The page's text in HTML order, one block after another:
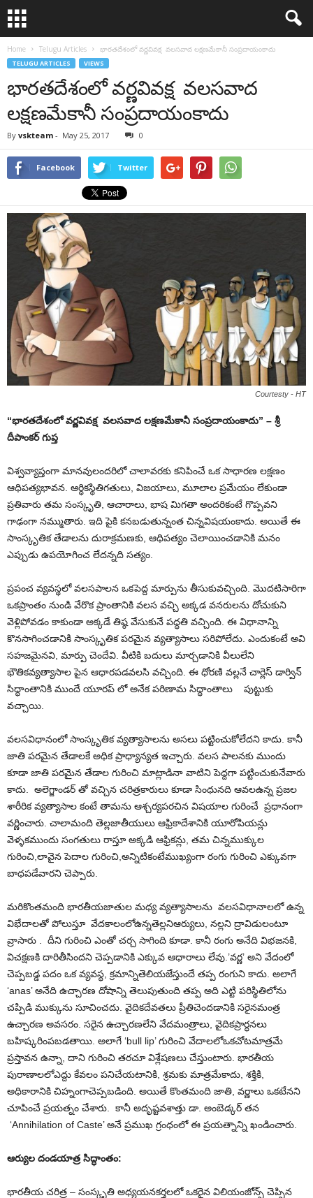
Home Telugu Articles భారతదేశంలో వర్ణవివక్ష వలసవాద లక్షణమేకానీ సంప్రదాయంకాదు
TELUGU ARTICLES VIEWS
భారతదేశంలో వర్ణవివక్ష వలసవాద
లక్షణమేకానీ సంప్రదాయంకాదు
By vskteam - May 25, 2017 0
Facebook Twitter
Courtesty - HT
“భారతదేశంలో వర్ణవివక్ష వలసవాద లక్షణమేకానీ సంప్రదాయంకాదు” – శ్రీ
దీపాంకర్ గుప్త
విశ్వవ్యాప్తంగా మానవులందరిలో చాలావరకు కనిపించే ఒక సాధారణ లక్షణం
ఆధిపత్యభావన. ఆర్ధికస్థితిగతులు, విజయాలు, మూలాల ప్రమేయం లేకుండా
ప్రతివారు తమ సంస్కృతి, ఆచారాలు, భాష మిగతా అందరికంటే గొప్పవని
గాఢంగా నమ్ముతారు. ఇదిపైకి కనబడుతున్నంత చిన్నవిషయంకాదు. అయితే ఈ
సాంస్కృతిక తేడాలను దురాక్రమణకు, ఆధిపత్యం చెలాయించడానికి మనం
ఎప్పుడు ఉపయోగించ లేదన్నది సత్యం.
ప్రపంచ వ్యవస్థలో వలసపాలన ఒకపెద్ద మార్పును తీసుకువచ్చింది. మొదటిసారిగా
ఒకప్రాంతం నుండి వేరొక ప్రాంతానికి వలస వచ్చి అక్కడ వనరులను దోచుకుని
వెళ్లిపోవడం కాకుండా అక్కడే తిష్ఠ వేసుకునే పద్ధతి వచ్చింది . ఈ విధానాన్ని
కొనసాగించడానికి సాంస్కృతిక పరమైన వ్యత్యాసాలు సరిపోలేదు. ఎందుకంటే అవి
సహజమైనవి, మార్పు చెందేవి. వీటికి బదులు మార్చడానికి వీలులేని
భౌతికవ్యత్యాసాల పైన ఆధారపడవలసి వచ్చింది. ఈ ధోరణి వల్లనే చార్లెస్ డార్విన్
సిద్ధాంతానికి ముందే యూరప్ లో అనేక పరిణామ సిద్ధాంతాలు పుట్టుకు
వచ్చాయి.
వలసవిధానంలో సాంస్కృతిక వ్యత్యాసాలను అసలు పట్టించుకోలేదని కాదు. కానీ
జాతి పరమైన తేడాలకే అధిక ప్రాధ్యాన్యత ఇచ్చారు. వలస పాలనకు ముందు
కూడా జాతి పరమైన తేడాల గురించి మాట్లాడినా వాటిని పెద్దగా పట్టించుకునేవారు
కాదు.
అలెగ్జాండర్ తోవచ్చిన చరిత్రకారులు కూడా సింధునది ఆవలఉన్న ప్రజల
శారీరికవ్యత్యాసాల కంటే తామను ఆశ్చర్యపరచిన విషయాల గురించే ప్రధానంగా
వర్ణించారు. చాలామంది తెల్లజాతీయులు ఆఫ్రికాదేశానికి యూరోపియన్లు
వెళ్ళకముందు సంగతులు రాస్తూ అక్కడి ఆఫ్రికన్లు, తమ చిన్నముక్కుల
గురించి,లావైన పెదాల గురించి,అన్నిటికంటేముఖ్యంగా రంగు గురించి ఎక్కువగా
బాధపడేవారని చెప్పారు.
మరికొంతమంది భారతీయజాతుల మధ్య వ్యత్యాసాలను వలసవిధానాలలో ఉన్న
విభేదాలతో పోలుస్తూ వేదకాలంలోఉన్నతెల్లనిఆర్యులు, నల్లని ద్రావిడులంటూ
వ్రాసారు .
దీని గురించి ఎంతో చర్చ సాగింది కూడా . కానీ రంగు అనేది విభజనకి,
విచక్షణకి దారితీసిందని చెప్పడానికి ఎక్కువ ఆధారాలు లేవు.’వర్ణ’ అని వేదంలో
చెప్పబడ్డ పదం ఒకవ్యవస్థ, క్రమాన్నితెలియజేస్తుందే తప్ప రంగుని కాదు. అలాగే
‘anas’ అనేది ఉచ్చారణ దోషాన్ని తెలుపుతుంది తప్ప అది ఎట్టి పరిస్థితిలోను
చప్పిడి ముక్కును సూచించదు . వైదికదేవతలు ప్రీతిచెందడానికి సరైనమంత్ర
ఉచ్చారణ అవసరం. సరైన ఉచ్చారణలేని వేదమంత్రాలు, వైదికప్రార్ధనలు
బహిష్కరింపబడతాయి. అలాగే ‘bull lip’గురించి వేదాలలోఒకచోటమాత్రమే
ప్రస్తావన ఉన్నా, దాని గురించి తరచూ విశ్లేషణలు చేస్తుంటారు . భారతీయ
పురాణాలలోఎద్దు కేవలం పనిచేయటానికి, శ్రమకు మాత్రమేకాదు, శక్తికి,
అధికారానికి చిహ్నంగాచెప్పబడింది. అయితే కొంతమంది జాతి, వర్ణాలు ఒకటేనని
చూపించే ప్రయత్నం చేశారు.
కానీ అదృష్టవశాత్తు డా. అంబెడ్కర్ తన
‘Annihilation of Caste’ అనే ప్రముఖ గ్రంధంలో ఈ ప్రయత్నాన్ని ఖండించారు.
ఆర్యుల దండయాత్ర సిద్ధాంతం:
భారతీయ చరిత్ర – సంస్కృతి అధ్యయనకర్తలలోఒకరైన విలియంజోన్స్ చెప్పిన